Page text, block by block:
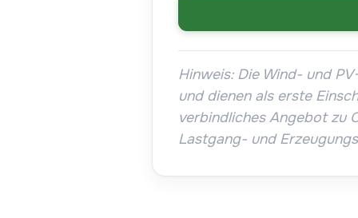
Hinweis: Die Wind- und
und dienen als erste
verbindliches Angebot zu
Lastgang- und